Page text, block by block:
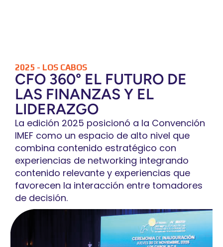
2025 - LOS CABOS
CFO 360° EL FUTURO DE
LAS FINANZAS Y EL
LIDERAZGO
La edición 2025 posicionó a la Convención
IMEF como un espacio de alto nivel que
combina contenido estratégico con
experiencias de networking integrando
contenido relevante y experiencias que
favorecen la interacción entre tomadores
de decisión.